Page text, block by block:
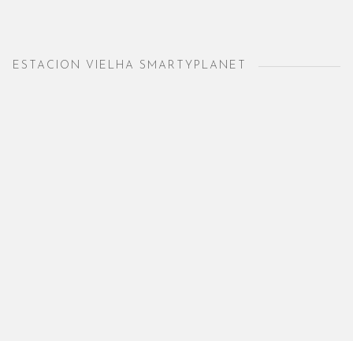
ESTACION VIELHA SMARTYPLANET